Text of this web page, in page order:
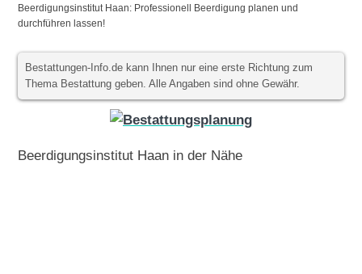
Beerdigungsinstitut Haan: Professionell Beerdigung planen und
durchführen lassen!
Bestattungen-Info.de kann Ihnen nur eine erste Richtung zum
Thema Bestattung geben. Alle Angaben sind ohne Gewähr.
Beerdigungsinstitut Haan in der Nähe